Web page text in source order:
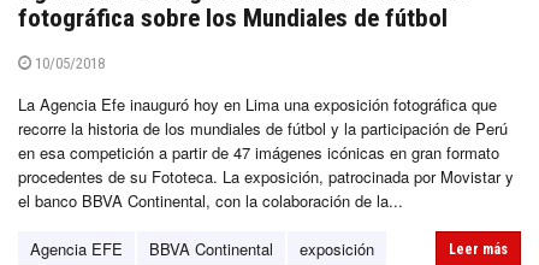
fotográfica sobre los Mundiales de fútbol
10/05/2018
La Agencia Efe inauguró hoy en Lima una exposición fotográfica que
recorre la historia de los mundiales de fútbol y la participación de Perú
en esa competición a partir de 47 imágenes icónicas en gran formato
procedentes de su Fototeca. La exposición, patrocinada por Movistar y
el banco BBVA Continental, con la colaboración de la...
Agencia EFE BBVA Continental
exposición
Leer más